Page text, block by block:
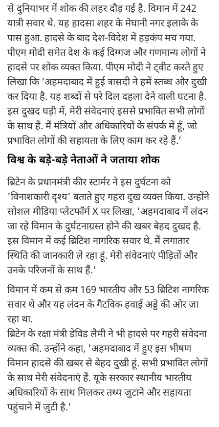
से दुनियाभर में शोक की लहर दौड़ गई है. विमान में 242
यात्री सवार थे. यह हादसा शहर के मेघानी नगर इलाके के
पास हुआ. हादसे के बाद देश-विदेश में हड़कंप मच गया.
पीएम मोदी समेत देश के कई दिग्गज और गणमान्य लोगों ने
हादसे पर शोक व्यक्त किया. पीएम मोदी ने ट्वीट करते हुए
लिखा कि ‘अहमदाबाद में हुई त्रासदी ने हमें स्तब्ध और दुखी
कर दिया है. यह शब्दों से परे दिल दहला देने वाली घटना है.
इस दुखद घड़ी में, मेरी संवेदनाएं इससे प्रभावित सभी लोगों
के साथ हैं. मैं मंत्रियों और अधिकारियों के संपर्क में हूँ, जो
प्रभावित लोगों की सहायता के लिए काम कर रहे हैं.’
विश्व के बड़े-बड़े नेताओं ने जताया शोक
ब्रिटेन के प्रधानमंत्री कीर स्टार्मर ने इस दुर्घटना को
'विनाशकारी दृश्य' बताते हुए गहरा दुख व्यक्त किया. उन्होंने
सोशल मीडिया प्लेटफॉर्म X पर लिखा, 'अहमदाबाद में लंदन
जा रहे विमान के दुर्घटनाग्रस्त होने की खबर बेहद दुखद है.
इस विमान में कई ब्रिटिश नागरिक सवार थे. मैं लगातार
स्थिति की जानकारी ले रहा हूं. मेरी संवेदनाएं पीड़ितों और
उनके परिजनों के साथ हैं.'
विमान में कम से कम 169 भारतीय और 53 ब्रिटिश नागरिक
सवार थे और यह लंदन के गैटविक हवाई अड्डे की ओर जा
रहा था.
ब्रिटेन के रक्षा मंत्री डेविड लैमी ने भी हादसे पर गहरी संवेदना
व्यक्त की. उन्होंने कहा, 'अहमदाबाद में हुए इस भीषण
विमान हादसे की खबर से बेहद दुखी हूं. सभी प्रभावित लोगों
के साथ मेरी संवेदनाएं हैं. यूके सरकार स्थानीय भारतीय
अधिकारियों के साथ मिलकर तथ्य जुटाने और सहायता
पहुंचाने में जुटी है.'